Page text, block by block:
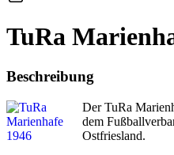
TuRa
Beschreibung
Der TuRa
dem
Ostfriesland.